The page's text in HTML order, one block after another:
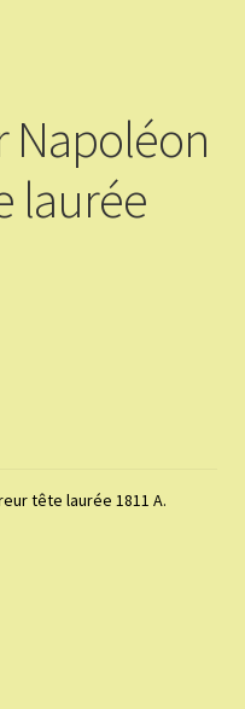
Napoléon
laurée
tête laurée 1811 A.